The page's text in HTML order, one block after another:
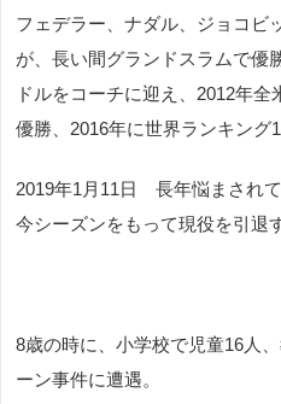
フェデラー、ナダル、ジョコビ
が、長い間グランドスラムで優
ドルをコーチに迎え、2012年
優勝、2016年に世界ランキング1
2019年1月11日 長年悩まされ
今シーズンをもって現役を引退
8歳の時に、小学校で児童16人
ーン事件に遭遇。